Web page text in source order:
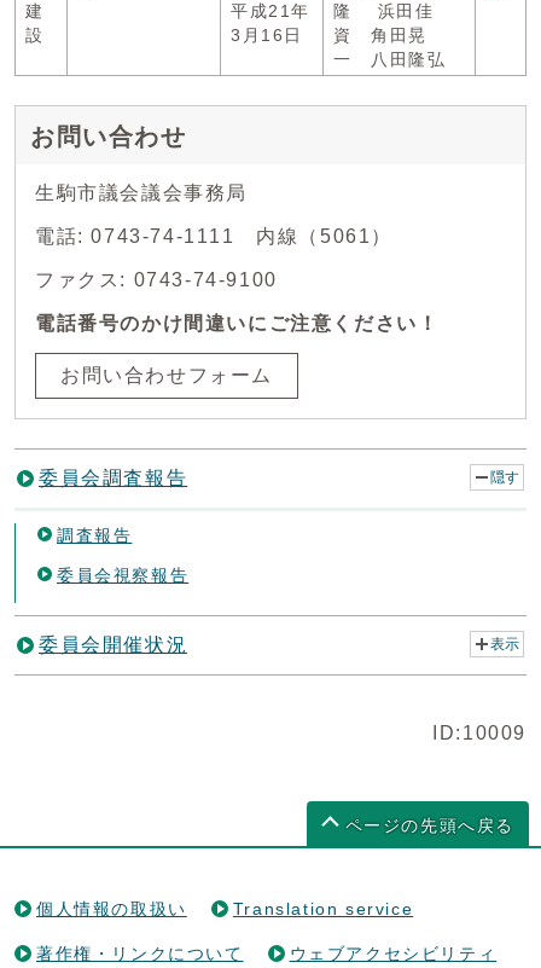
建
設
平成21年
3月16日
隆 浜田佳
資 角田晃
一 八田隆弘
お問い合わせ
生駒市議会議会事務局
電話: 0743-74-1111 内線（5061）
ファクス: 0743-74-9100
電話番号のかけ間違いにご注意ください！
お問い合わせフォーム
委員会調査報告 隠す
調査報告
委員会視察報告
委員会開催状況 表示
ID:10009
ページの先頭へ戻る
個人情報の取扱い Translation service
著作権・リンクについて ウェブアクセシビリティ